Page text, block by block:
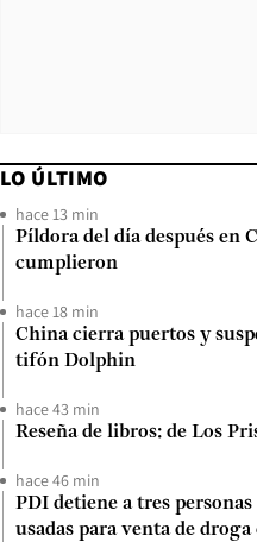
LO ÚLTIMO
hace 13 min
Píldora del día después en
cumplieron
hace 18 min
China cierra puertos y
tifón Dolphin
hace 43 min
Reseña de libros: de Los
hace 46 min
PDI detiene a tres
usadas para venta de